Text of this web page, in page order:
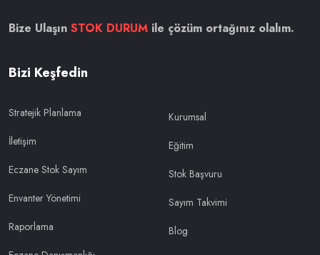
Bize Ulaşın STOK DURUM ile çözüm ortağınız olalım.
Bizi Keşfedin
Stratejik Planlama
İletişim
Eczane Stok Sayım
Envanter Yönetimi
Raporlama
Kurumsal
Eğitim
Stok Başvuru
Sayım Takvimi
Blog